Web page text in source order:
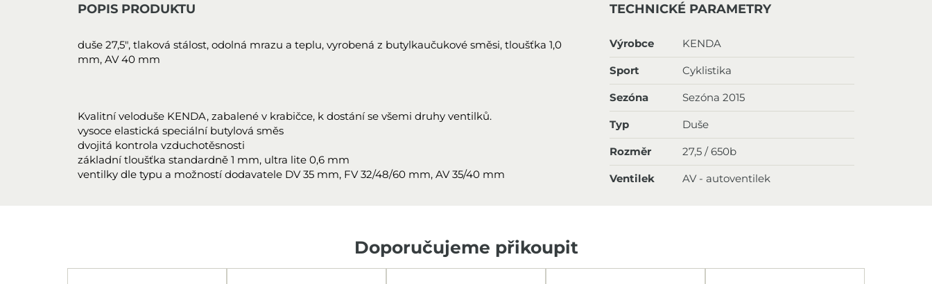
POPIS PRODUKTU
duše 27,5", tlaková stálost, odolná mrazu a teplu, vyrobená z butylkaučukové směsi, tloušťka 1,0
mm, AV 40 mm
Kvalitní veloduše KENDA, zabalené v krabičce, k dostání se všemi druhy ventilků.
vysoce elastická speciální butylová směs
dvojitá kontrola vzduchotěsnosti
základní tloušťka standardně 1 mm, ultra lite 0,6 mm
ventilky dle typu a možností dodavatele DV 35 mm, FV 32/48/60 mm, AV 35/40 mm
TECHNICKÉ PARAMETRY
Výrobce KENDA
Sport Cyklistika
Sezóna Sezóna 2015
Typ Duše
Rozměr 27,5 / 650b
Ventilek AV - autoventilek
Doporučujeme přikoupit